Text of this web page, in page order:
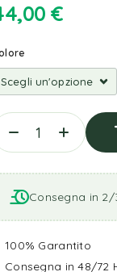
€
Consegna in
100% Garantito
Consegna in 48/72